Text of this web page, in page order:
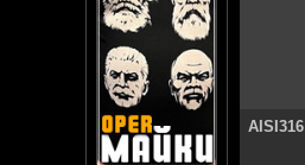
AISI316